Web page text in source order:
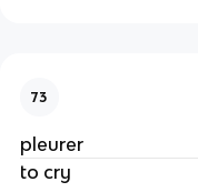
73
pleurer
to cry